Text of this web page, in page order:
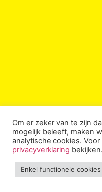
Om er zeker van te zijn
mogelijk beleeft, maken
analytische cookies.
privacyverklaring bekijken.
Enkel functionele cookies